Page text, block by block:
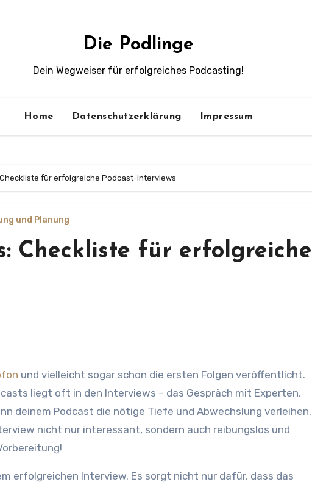
Die Podlinge
Dein Wegweiser für erfolgreiches Podcasting!
Home Datenschutzerklärung Impressum
für erfolgreiche Podcast-Interviews
und Planung
Checkliste für erfolgreiche
und vielleicht sogar schon die ersten Folgen veröffentlicht.
liegt oft in den Interviews – das Gespräch mit Experten,
deinem Podcast die nötige Tiefe und Abwechslung verleihen.
nicht nur interessant, sondern auch reibungslos und
erfolgreichen Interview. Es sorgt nicht nur dafür, dass das